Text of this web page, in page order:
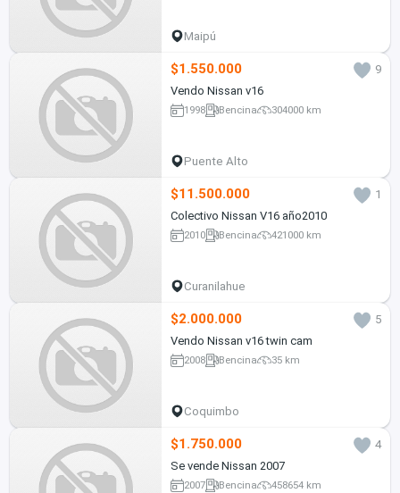
Maipú
$1.550.000
9
Vendo Nissan v16
1998 Bencina 304000 km
Puente Alto
$11.500.000
1
Colectivo Nissan V16 año2010
2010 Bencina 421000 km
Curanilahue
$2.000.000
5
Vendo Nissan v16 twin cam
2008 Bencina 35 km
Coquimbo
$1.750.000
4
Se vende Nissan 2007
2007 Bencina 458654 km